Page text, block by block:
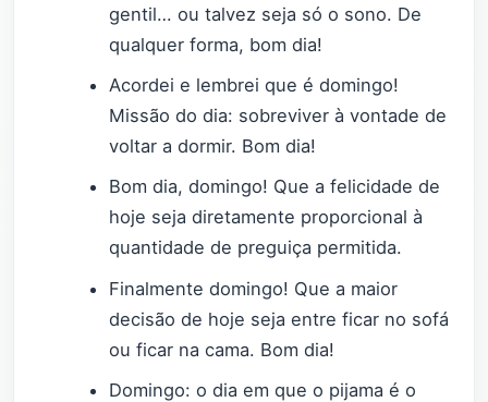
gentil… ou talvez seja só o sono. De
qualquer forma, bom dia!
Acordei e lembrei que é domingo!
Missão do dia: sobreviver à vontade de
voltar a dormir. Bom dia!
Bom dia, domingo! Que a felicidade de
hoje seja diretamente proporcional à
quantidade de preguiça permitida.
Finalmente domingo! Que a maior
decisão de hoje seja entre ficar no sofá
ou ficar na cama. Bom dia!
Domingo: o dia em que o pijama é o